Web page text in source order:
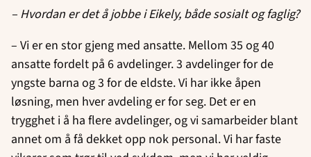
– Hvordan er det å jobbe i Eikely, både sosialt og faglig?
– Vi er en stor gjeng med ansatte. Mellom 35 og 40
ansatte fordelt på 6 avdelinger. 3 avdelinger for de
yngste barna og 3 for de eldste. Vi har ikke åpen
løsning, men hver avdeling er for seg. Det er en
trygghet i å ha flere avdelinger, og vi samarbeider blant
annet om å få dekket opp nok personal. Vi har faste